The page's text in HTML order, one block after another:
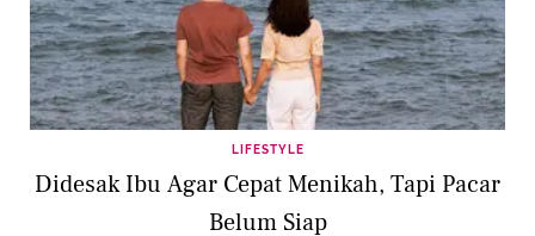
LIFESTYLE
Didesak Ibu Agar Cepat Menikah, Tapi Pacar
Belum Siap